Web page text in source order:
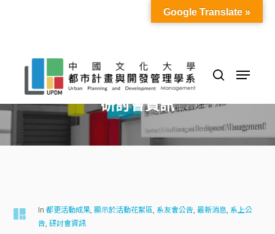
content
search
Menu
Category
研討會資訊
In都更活動成果 ,顯示於活動花絮區 系友會公告 ,最新消息 系上公
告 ,研討會資訊
Google Translate »